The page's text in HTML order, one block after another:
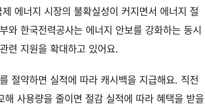
에너지 시장의 불확실성이 커지면서 에너지 절
와 한국전력공사는 에너지 안보를 강화하는 동시
련 지원을 확대하고 있어요.
절약하면 실적에 따라 캐시백을 지급해요. 직전
사용량을 줄이면 절감 실적에 따라 혜택을 받을